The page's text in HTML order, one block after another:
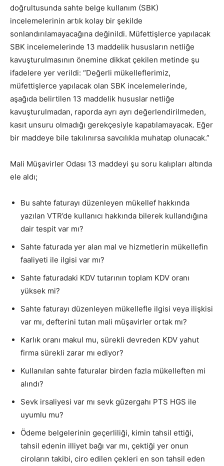
doğrultusunda sahte belge kullanım (SBK)
incelemelerinin artık kolay bir şekilde
sonlandırılamayacağına değinildi. Müfettişlerce yapılacak
SBK incelemelerinde 13 maddelik hususların netliğe
kavuşturulmasının önemine dikkat çekilen metinde şu
ifadelere yer verildi: “Değerli mükelleflerimiz,
müfettişlerce yapılacak olan SBK incelemelerinde,
aşağıda belirtilen 13 maddelik hususlar netliğe
kavuşturulmadan, raporda ayrı ayrı değerlendirilmeden,
kasıt unsuru olmadığı gerekçesiyle kapatılamayacak. Eğer
bir maddeye bile takılınırsa savcılıkla muhatap olunacak.”
Mali Müşavirler Odası 13 maddeyi şu soru kalıpları altında
ele aldı;
Bu sahte faturayı düzenleyen mükellef hakkında
yazılan VTR’de kullanıcı hakkında bilerek kullandığına
dair tespit var mı?
Sahte faturada yer alan mal ve hizmetlerin mükellefin
faaliyeti ile ilgisi var mı?
Sahte faturadaki KDV tutarının toplam KDV oranı
yüksek mi?
Sahte faturayı düzenleyen mükellefle ilgisi veya ilişkisi
var mı, defterini tutan mali müşavirler ortak mı?
Karlık oranı makul mu, sürekli devreden KDV yahut
firma sürekli zarar mı ediyor?
Kullanılan sahte faturalar birden fazla mükelleften mi
alındı?
Sevk irsaliyesi var mı sevk güzergahı PTS HGS ile
uyumlu mu?
Ödeme belgelerinin geçerliliği, kimin tahsil ettiği,
tahsil edenin illiyet bağı var mı, çektiği yer onun
ciroların takibi, ciro edilen çekleri en son tahsil eden